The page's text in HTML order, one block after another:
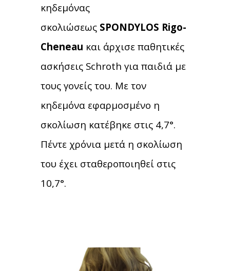
κηδεμόνας
σκολιώσεως SPONDYLOS Rigo-
Cheneau και άρχισε παθητικές
ασκήσεις Schroth για παιδιά με
τους γονείς του. Με τον
κηδεμόνα εφαρμοσμένο η
σκολίωση κατέβηκε στις 4,7°.
Πέντε χρόνια μετά η σκολίωση
του έχει σταθεροποιηθεί στις
10,7°.